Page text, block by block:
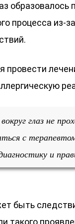
процесса из-
провести
глаз не
с
и
быть
такого